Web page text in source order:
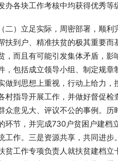
办各块工作考核中均获得优秀等
（二）立足实际，周密部署，顺
扶到户、精准扶贫的极其重要
，而且有可能引发集体矛盾，影
，包括成立领导小组、制定规
做到思想上重视，行动上给力
村指导开展工作，并做好督促
众意见大、评议不公的事例。
环节，并完成730户贫困户建档
工作。三是资源共享，共同进
贫工作专项负责人就扶贫建档